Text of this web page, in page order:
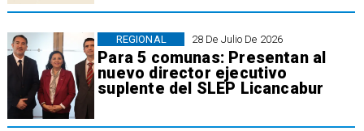
28 De Julio De 2026
Para 5 comunas: Presentan al
nuevo director ejecutivo
suplente del SLEP Licancabur
REGIONAL